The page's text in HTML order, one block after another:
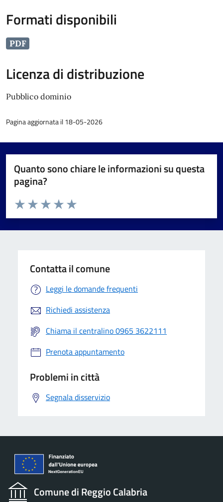
Formati disponibili
PDF
Licenza di distribuzione
Pubblico dominio
Pagina aggiornata il 18-05-2026
Quanto sono chiare le informazioni su questa
pagina?
Valuta da 1 a 5 stelle la pagina
Valuta 5 stelle su 5
Valuta 4 stelle su 5
Valuta 3 stelle su 5
Valuta 2 stelle su 5
Valuta 1 stelle su 5
Contatta il comune
Leggi le domande frequenti
Richiedi assistenza
Chiama il centralino 0965 3622111
Prenota appuntamento
Problemi in città
Segnala disservizio
Comune di Reggio Calabria